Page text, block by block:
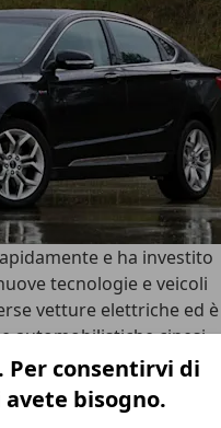
e ha investito
tecnologie e veicoli
vetture elettriche ed è
automobilistiche cinesi
Oltre aVolvo, Geely
tra cui la
. Queste acquisizioni
Per consentirvi di
bisogno.